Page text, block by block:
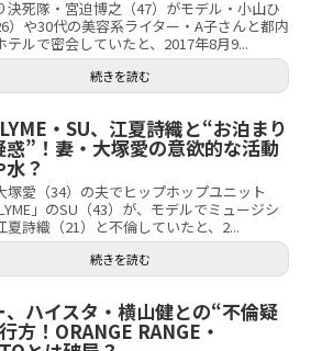
決死隊・宮迫博之（47）がモデル・小山ひ
）や30代の美容系ライター・A子さんと都内
テルで密会していたと、2017年8月9...
続きを読む
・SU、江夏詩織と“お泊まり
惑”！妻・大塚愛の意欲的な活動
？
塚愛（34）の夫でヒップホップユニット
」のSU（43）が、モデルでミュージシ
夏詩織（21）と不倫していたと、2...
続きを読む
、ハイスタ・横山健との“不倫疑
方！ORANGE RANGE・